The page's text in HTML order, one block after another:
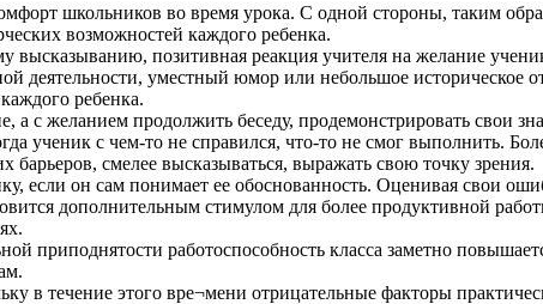
школьников во время урока. С одной стороны, таким
возможностей каждого ребенка.
высказыванию, позитивная реакция учителя на желание
уместный юмор или небольшое историческое
ребенка.
а с желанием продолжить беседу, продемонстрировать свои
ученик с чем-то не справился, что-то не смог выполнить.
смелее высказываться, выражать свою точку зрения.
если он сам понимает ее обоснованность. Оценивая свои
дополнительным стимулом для более продуктивной
приподнятости работоспособность класса заметно
в течение этого вре¬мени отрицательные факторы